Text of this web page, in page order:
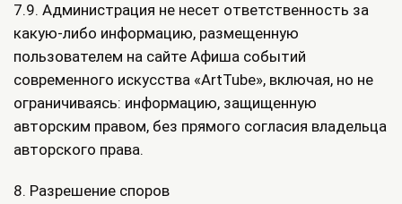
7.9. Администрация не несет ответственность за
какую-либо информацию, размещенную
пользователем на сайте Афиша событий
современного искусства «ArtTube», включая, но не
ограничиваясь: информацию, защищенную
авторским правом, без прямого согласия владельца
авторского права.
8. Разрешение споров